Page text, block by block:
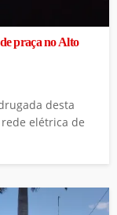
praça no Alto
desta
elétrica de